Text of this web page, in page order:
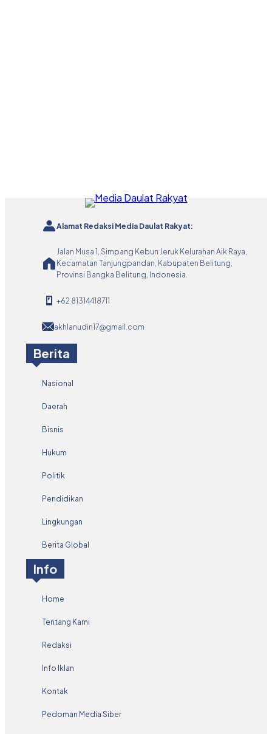
Alamat Redaksi Media Daulat Rakyat:
Jalan Musa 1, Simpang Kebun Jeruk Kelurahan Aik Raya,
Kecamatan Tanjungpandan, Kabupaten Belitung,
Provinsi Bangka Belitung, Indonesia.
+62 81314418711
akhlanudin17@gmail.com
Berita
Nasional
Daerah
Bisnis
Hukum
Politik
Pendidikan
Lingkungan
Berita Global
Info
Home
Tentang Kami
Redaksi
Info Iklan
Kontak
Pedoman Media Siber